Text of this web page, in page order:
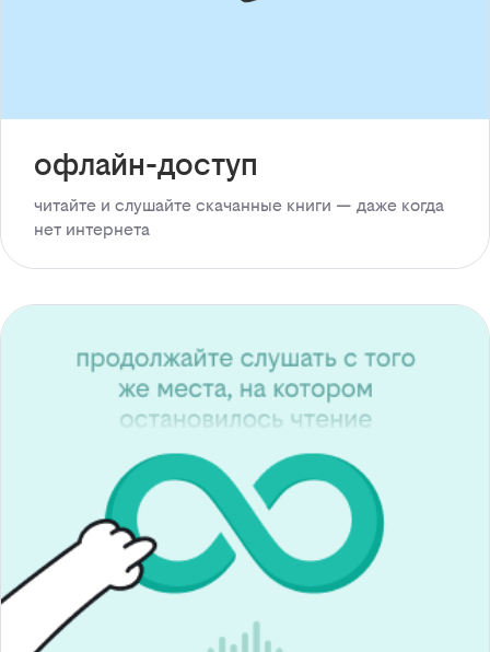
офлайн-доступ
читайте и слушайте скачанные книги — даже когда
нет интернета